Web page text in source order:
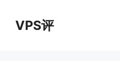
VPS评